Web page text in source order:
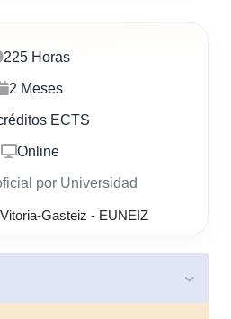
225 Horas
2 Meses
ECTS
Online
por Universidad